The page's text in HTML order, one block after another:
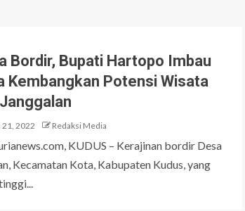
Bordir, Bupati Hartopo Imbau
Kembangkan Potensi Wisata
2022 Redaksi Media
KUDUS – Kerajinan bordir Desa
Kecamatan Kota, Kabupaten Kudus, yang